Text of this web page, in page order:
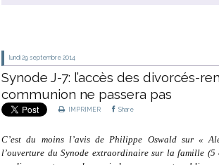
lundi 29 septembre 2014
Synode J-7: l’accès des divorcés-
communion ne passera pas
IMPRIMER Share
C’est du moins l’avis de Philippe Oswald sur «
l’ouverture du Synode extraordinaire sur la famille (5